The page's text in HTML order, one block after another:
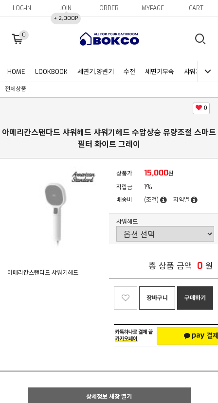
LOG-IN JOIN
+ 2,000P
ORDER MYPAGE CART
0
HOME LOOKBOOK 세면기,양변기 수전 세면기부속 샤워기헤드
전체상품
0
아메리칸스탠다드 샤워헤드 샤워기헤드 수압상승 유량조절 스마트
필터 화이트 그레이
아메리칸스탠다드 샤워기헤드
상품가 15,000원
적립금
1%
배송비
(조건) 지역별
샤워헤드
총 상품 금액 0 원
장바구니 구매하기
상세정보 새창 열기